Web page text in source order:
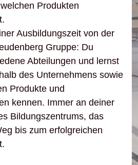
Produkten
Ausbildungszeit von der
Gruppe: Du
Abteilungen und lernst
des Unternehmens sowie
Produkte und
kennen. Immer an deiner
Bildungszentrums, das
bis zum erfolgreichen